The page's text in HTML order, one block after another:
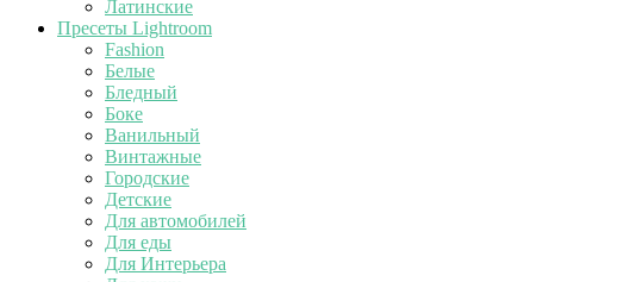
Латинские
Пресеты Lightroom
Fashion
Белые
Бледный
Боке
Ванильный
Винтажные
Городские
Детские
Для автомобилей
Для еды
Для Интерьера